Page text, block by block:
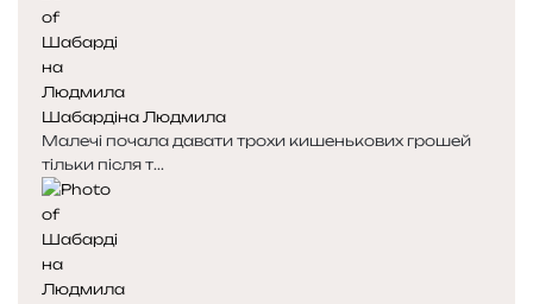
Шабардіна Людмила
Малечі почала давати трохи кишенькових грошей
тільки після т...